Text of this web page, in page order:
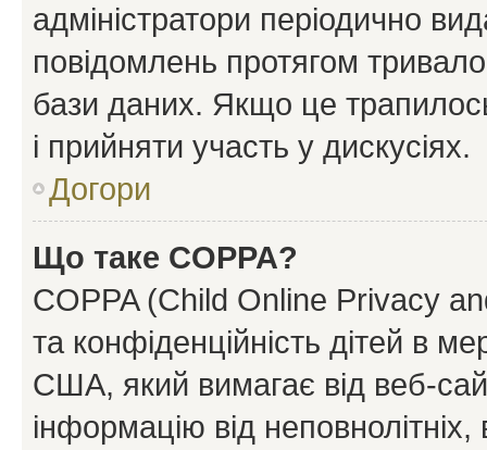
адміністратори періодично
повідомлень протягом
бази даних. Якщо це
і прийняти участь у дискусіях.
Догори
Що таке COPPA?
COPPA (Child Online Privacy
та конфіденційність дітей в
США, який вимагає від веб-
інформацію від